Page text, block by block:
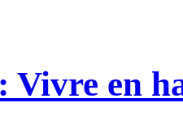
Vivre en